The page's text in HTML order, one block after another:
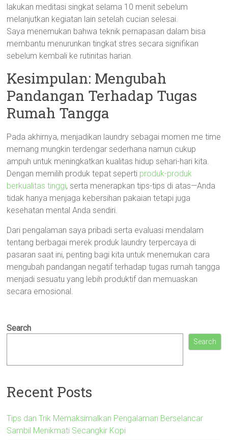
lakukan meditasi singkat selama 10 menit sebelum
melanjutkan kegiatan lain setelah cucian selesai.
Saya menemukan bahwa teknik pernapasan dalam bisa
membantu menurunkan tingkat stres secara signifikan
sebelum kembali ke rutinitas harian.
Kesimpulan: Mengubah
Pandangan Terhadap Tugas
Rumah Tangga
Pada akhirnya, menjadikan laundry sebagai momen me time
memang mungkin terdengar sederhana namun cukup
ampuh untuk meningkatkan kualitas hidup sehari-hari kita.
Dengan memilih produk tepat seperti produk-produk
berkualitas tinggi, serta menerapkan tips-tips di atas—Anda
tidak hanya menjaga kebersihan pakaian tetapi juga
kesehatan mental Anda sendiri.
Dari pengalaman saya pribadi serta evaluasi mendalam
tentang berbagai merek produk laundry terpercaya di
pasaran saat ini, penting bagi kita untuk menemukan cara
mengubah pandangan negatif terhadap tugas rumah tangga
menjadi sesuatu yang lebih produktif dan memuaskan
secara emosional.
Search
Search
Recent Posts
Tips dan Trik Memaksimalkan Pengalaman Berselancar
Sambil Menikmati Secangkir Kopi